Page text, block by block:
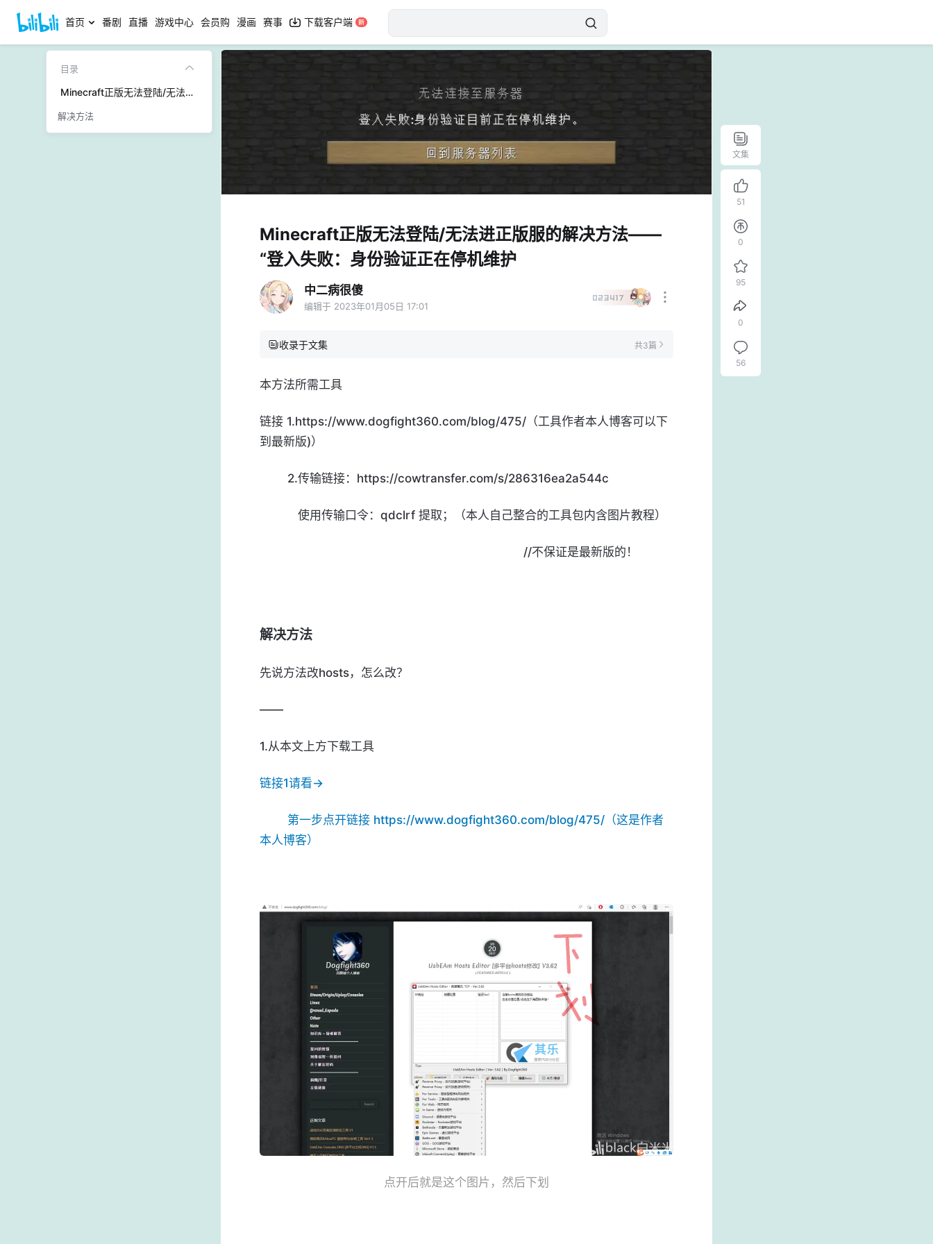
首页 番剧 直播 游戏中心 会员购 漫画 赛事 下载客户端
目录
Minecraft正版无法登陆/无法进正版服的解决方法——“登入失败：身份验证正在停机维护
解决方法
Minecraft正版无法登陆/无法进正版服的解决方法——
“登入失败：身份验证正在停机维护
中二病很傻
编辑于 2023年01月05日 17:01
023417
收录于文集 共3篇
本方法所需工具
链接 1.https://www.dogfight360.com/blog/475/ （工具作者本人博客可以下
到最新版)）
2.传输链接：https://cowtransfer.com/s/286316ea2a544c
使用传输口令：qdclrf 提取；（本人自己整合的工具包内含图片教程）
//不保证是最新版的！
解决方法
先说方法改hosts，怎么改？
——
1.从本文上方下载工具
链接1请看→
第一步点开链接 https://www.dogfight360.com/blog/475/（这是作者
本人博客）
点开后就是这个图片，然后下划
文集
51
0
95
0
56